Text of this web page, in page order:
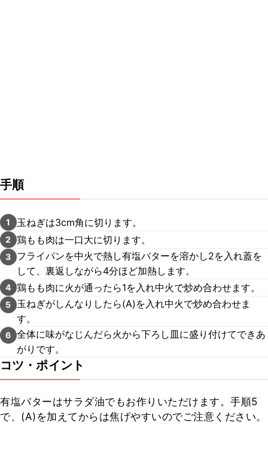
手順
1 玉ねぎは3cm角に切ります。
2 鶏もも肉は一口大に切ります。
3
フライパンを中火で熱し有塩バターを溶かし2を入れ蓋を
して、裏返しながら4分ほど加熱します。
4 鶏もも肉に火が通ったら1を入れ中火で炒め合わせます。
5
玉ねぎがしんなりしたら(A)を入れ中火で炒め合わせま
す。
6 全体に味がなじんだら火から下ろし皿に盛り付けてできあ
がりです。
コツ・ポイント
有塩バターはサラダ油でもお作りいただけます。手順5
で、(A)を加えてからは焦げやすいのでご注意ください。